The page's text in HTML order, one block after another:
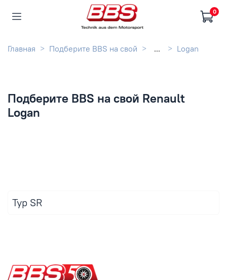
0
Главная Подберите BBS на свой ... Logan
Подберите BBS на свой Renault
Logan
Typ SR